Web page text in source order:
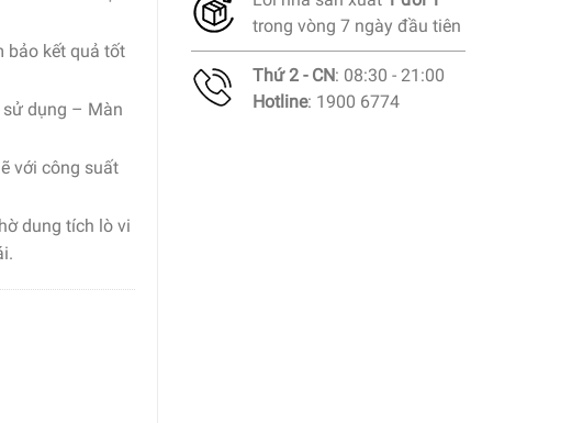
bảo kết quả tốt
dụng – Màn
với công suất
dung tích lò vi
trong vòng 7 ngày đầu tiên
Thứ 2 - CN: 08:30 - 21:00
Hotline: 1900 6774